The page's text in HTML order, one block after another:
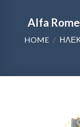
Alfa
HOME /